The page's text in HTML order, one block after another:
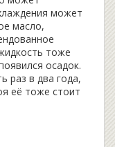
может
масло,
тоже
осадок.
раз в два года,
её тоже стоит